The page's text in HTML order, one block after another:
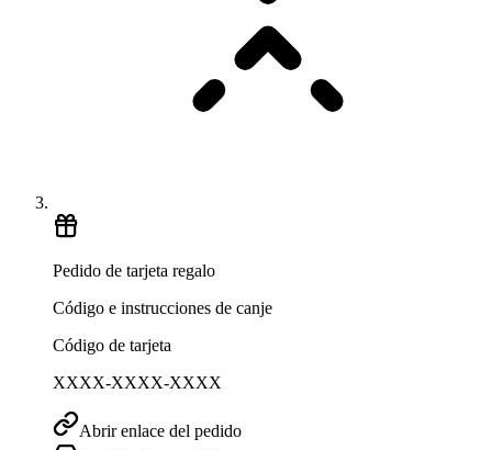
Pedido de tarjeta regalo
Código e instrucciones de canje
Código de tarjeta
XXXX-XXXX-XXXX
Abrir enlace del pedido